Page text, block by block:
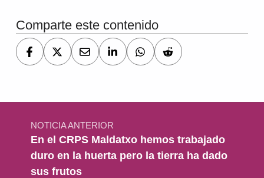
Comparte este contenido
Navegación de entradas
NOTICIA ANTERIOR
En el CRPS Maldatxo hemos trabajado
duro en la huerta pero la tierra ha dado
sus frutos